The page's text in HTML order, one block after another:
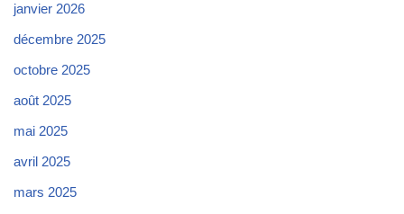
janvier 2026
décembre 2025
octobre 2025
août 2025
mai 2025
avril 2025
mars 2025